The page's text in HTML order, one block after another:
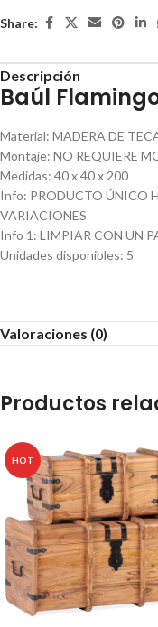
Share:
Descripción
Baúl
Material: MADERA DE
Montaje: NO REQUIERE
Medidas: 40 x 40 x 200
Info: PRODUCTO ÚNICO
VARIACIONES
Info 1 : LIMPIAR CON UN
Unidades disponibles: 5
Valoraciones (0)
Productos
HOT